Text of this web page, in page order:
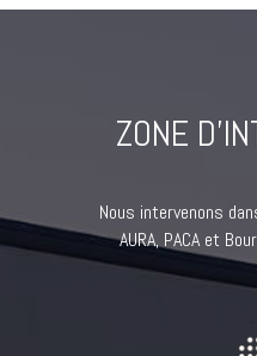
ZONE
Nous intervenons
AURA, PACA et